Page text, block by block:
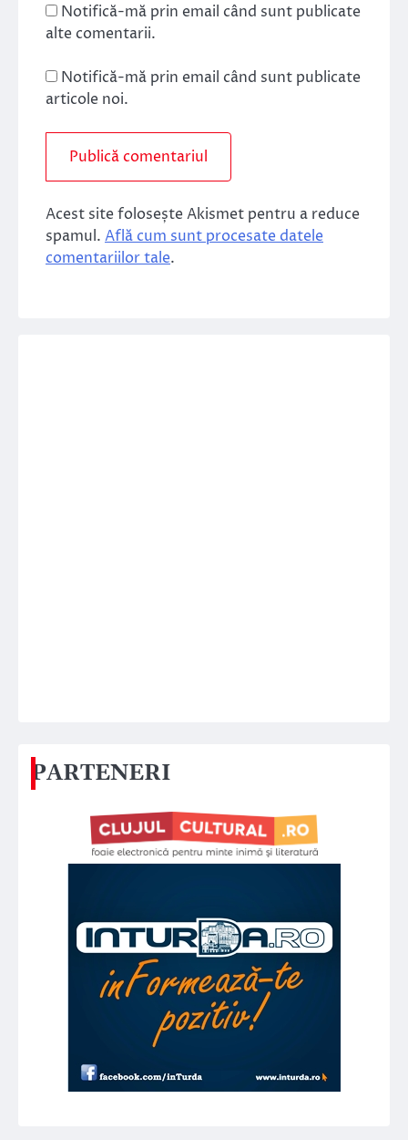
Notifică-mă prin email când sunt publicate
alte comentarii.
Notifică-mă prin email când sunt publicate
articole noi.
Acest site folosește Akismet pentru a reduce
spamul. Află cum sunt procesate datele
comentariilor tale.
PARTENERI